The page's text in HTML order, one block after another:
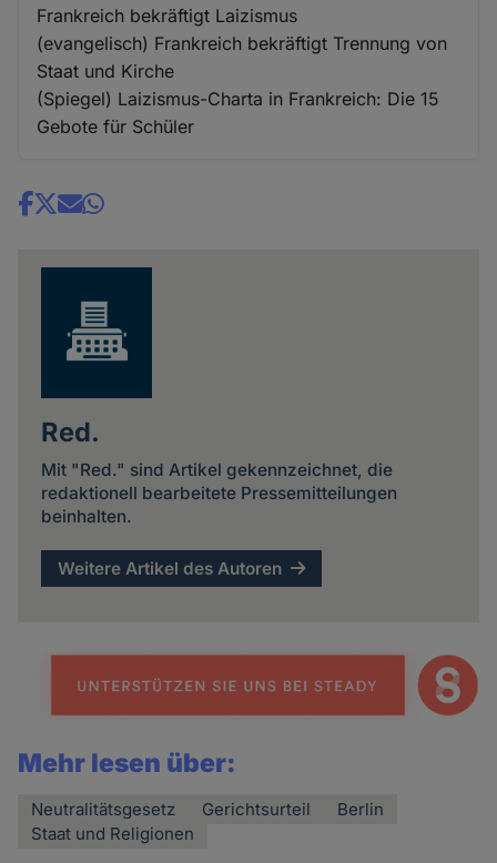
Frankreich bekräftigt Laizismus
(evangelisch) Frankreich bekräftigt Trennung von
Staat und Kirche
(Spiegel) Laizismus-Charta in Frankreich: Die 15
Gebote für Schüler
Share
Red.
Mit "Red." sind Artikel gekennzeichnet, die
redaktionell bearbeitete Pressemitteilungen
beinhalten.
Weitere Artikel des Autoren
Mehr lesen über:
Neutralitätsgesetz Gerichtsurteil
Berlin
Staat und Religionen